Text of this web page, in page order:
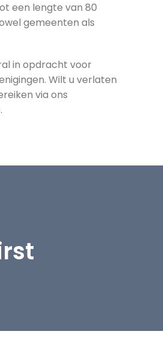
een lengte van 80
gemeenten als
in opdracht voor
Wilt u verlaten
via ons